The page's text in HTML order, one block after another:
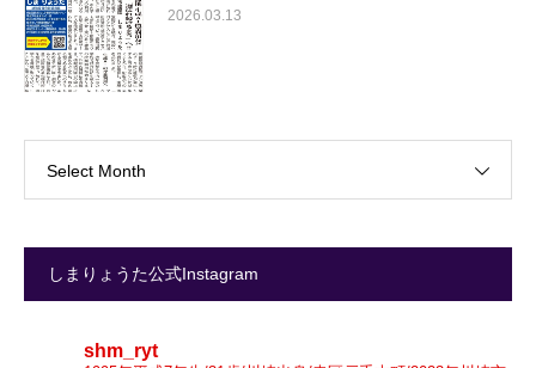
2026.03.13
Select Month
しまりょうた公式Instagram
shm_ryt